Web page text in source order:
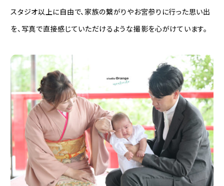
スタジオ以上に自由で、家族の繋がりやお宮参りに行った思い出
を、写真で直接感じていただけるような撮影を心がけています。